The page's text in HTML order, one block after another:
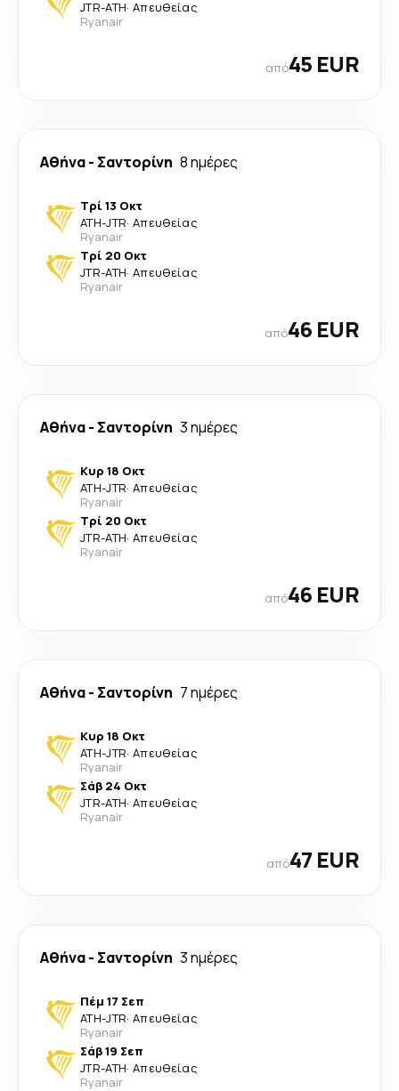
JTR-ATH· Απευθείας
Ryanair
από45 EUR
Αθήνα- Σαντορίνη 8 ημέρες
Τρί 13 Οκτ
ATH-JTR· Απευθείας
Ryanair
Τρί 20 Οκτ
JTR-ATH· Απευθείας
Ryanair
από46 EUR
Αθήνα- Σαντορίνη 3 ημέρες
Κυρ 18 Οκτ
ATH-JTR· Απευθείας
Ryanair
Τρί 20 Οκτ
JTR-ATH· Απευθείας
Ryanair
από46 EUR
Αθήνα- Σαντορίνη 7 ημέρες
Κυρ 18 Οκτ
ATH-JTR· Απευθείας
Ryanair
Σάβ 24 Οκτ
JTR-ATH· Απευθείας
Ryanair
από47 EUR
Αθήνα- Σαντορίνη 3 ημέρες
Πέμ 17 Σεπ
ATH-JTR· Απευθείας
Ryanair
Σάβ 19 Σεπ
JTR-ATH· Απευθείας
Ryanair